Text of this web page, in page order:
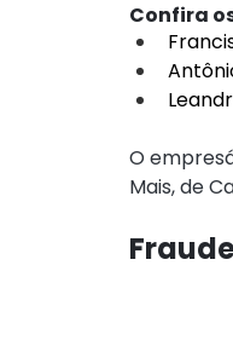
Confira
O
Mais, de